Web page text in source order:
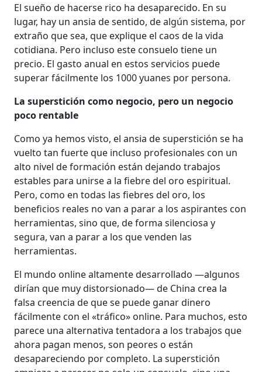
El sueño de hacerse rico ha desaparecido. En su
lugar, hay un ansia de sentido, de algún sistema, por
extraño que sea, que explique el caos de la vida
cotidiana. Pero incluso este consuelo tiene un
precio. El gasto anual en estos servicios puede
superar fácilmente los 1000 yuanes por persona.
La superstición como negocio, pero un negocio
poco rentable
Como ya hemos visto, el ansia de superstición se ha
vuelto tan fuerte que incluso profesionales con un
alto nivel de formación están dejando trabajos
estables para unirse a la fiebre del oro espiritual.
Pero, como en todas las fiebres del oro, los
beneficios reales no van a parar a los aspirantes con
herramientas, sino que, de forma silenciosa y
segura, van a parar a los que venden las
herramientas.
El mundo online altamente desarrollado —algunos
dirían que muy distorsionado— de China crea la
falsa creencia de que se puede ganar dinero
fácilmente con el «tráfico» online. Para muchos, esto
parece una alternativa tentadora a los trabajos que
ahora pagan menos, son peores o están
desapareciendo por completo. La superstición